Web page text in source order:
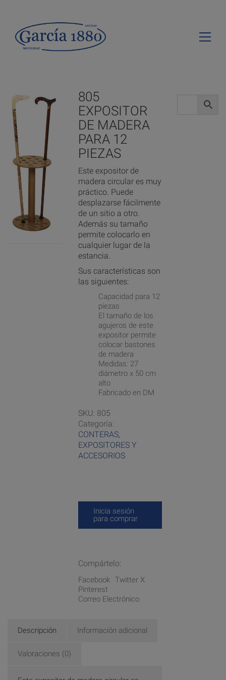
805
EXPOSITOR
DE MADERA
PARA 12
PIEZAS
Este expositor de
madera circular es muy
práctico. Puede
desplazarse fácilmente
de un sitio a otro.
Además su tamaño
permite colocarlo en
cualquier lugar de la
estancia.
Sus características son
las siguientes:
Capacidad para 12
piezas
El tamaño de los
agujeros de este
expositor permite
colocar bastones
de madera
Medidas: 27
diámetro x 50 cm
alto
Fabricado en DM
SKU: 805
Categoría:
CONTERAS,
EXPOSITORES Y
ACCESORIOS
Inicia sesión
para comprar
Compártelo:
Facebook Twitter X
Pinterest
Correo Electrónico
Descripción Información adicional
Valoraciones (0)